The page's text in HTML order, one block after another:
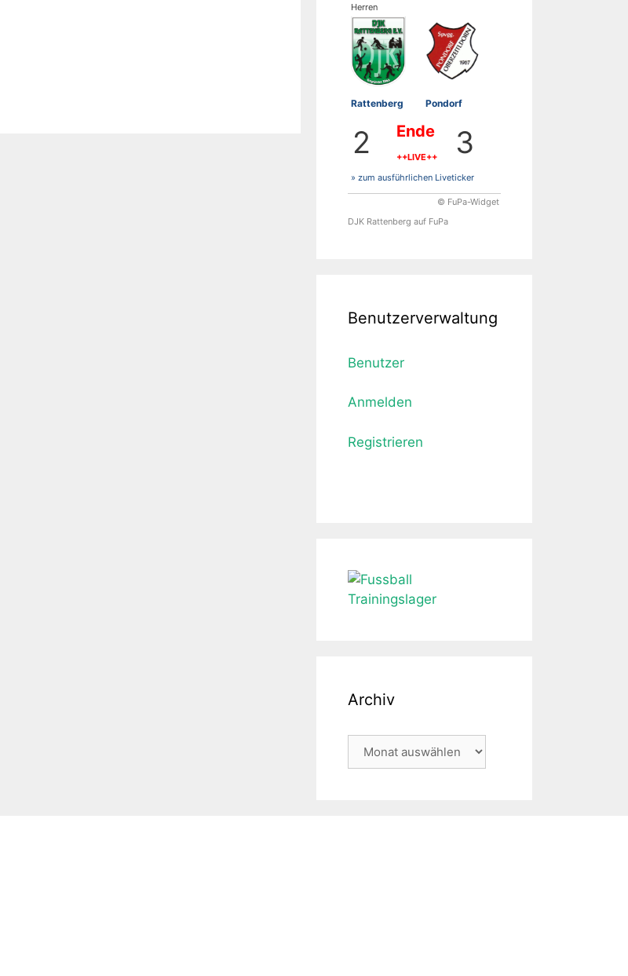
Herren
Rattenberg Pondorf
2 Ende
++LIVE++ 3
» zum ausführlichen Liveticker
© FuPa-Widget
DJK Rattenberg auf FuPa
Benutzerverwaltung
Benutzer
Anmelden
Registrieren
Archiv
Archiv